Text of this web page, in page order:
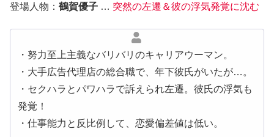
登場人物： 鶴賀優子 … 突然の左遷＆彼の浮気発覚に沈む
・努力至上主義なバリバリのキャリアウーマン。
・大手広告代理店の総合職で、年下彼氏がいたが…。
・セクハラとパワハラで訴えられ左遷。彼氏の浮気も
発覚！
・仕事能力と反比例して、恋愛偏差値は低い。